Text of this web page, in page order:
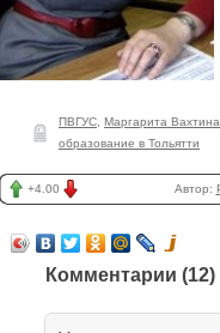
ПВГУС Маргарита Вахтина
образование в Тольятти
+4.00 Автор:
Комментарии (12)